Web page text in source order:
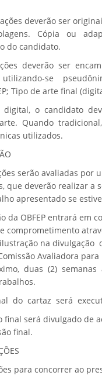
deverão ser
Cópia ou
do candidato.
deverão ser
se
Tipo de arte final
o candidato
Quando
utilizados.
serão avaliadas por
que deverão realizar a
apresentado se
da OBFEP entrará em
comprometimento
na divulgação
Avaliadora
duas (2)
do cartaz será
final será divulgado de
final.
para concorrer ao